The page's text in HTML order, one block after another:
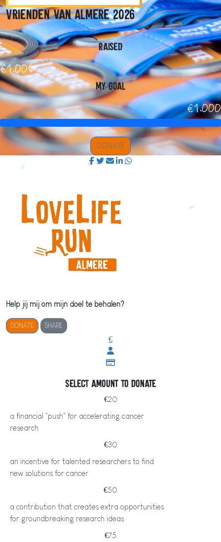
Vrienden van Almere 2026
Raised
€1.006
My Goal
€1.000
DONATE
Help jij mij om mijn doel te behalen?
DONATE SHARE
€
Select amount to donate
€20
a financial "push" for accelerating cancer
research
€30
an incentive for talented researchers to find
new solutions for cancer
€50
a contribution that creates extra opportunities
for groundbreaking research ideas
€75